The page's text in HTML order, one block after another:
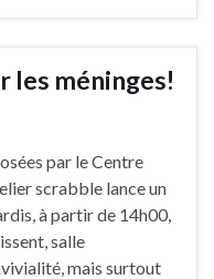
les méninges!
par le Centre
scrabble lance un
à partir de 14h00,
salle
mais surtout